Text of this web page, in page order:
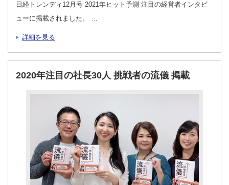
日経トレンディ12月号 2021年ヒット予測 注目の経営者インタビ
ューに掲載されました。 …
詳細を見る
2020年注目の社長30人 挑戦者の流儀 掲載